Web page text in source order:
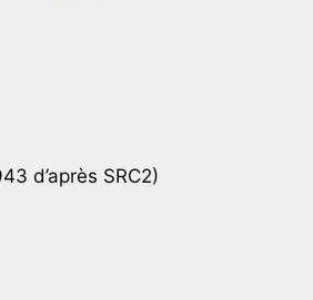
d’après SRC2)